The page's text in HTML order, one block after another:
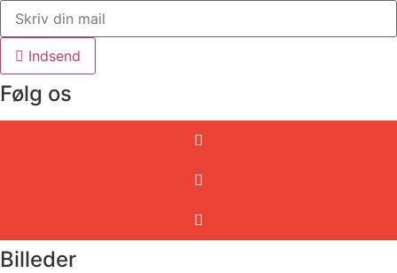
Indsend
Følg os
Billeder